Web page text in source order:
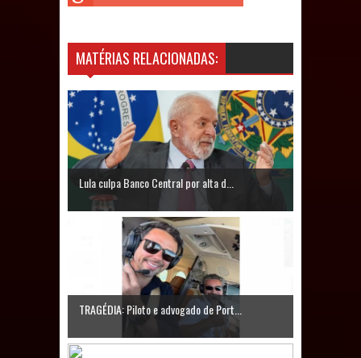
questionamentos da vereadora
parcelamentos são referentes a
débitos históricos
MATÉRIAS RELACIONADAS:
Lula culpa Banco Central por alta d...
TRAGÉDIA: Piloto e advogado de Port...